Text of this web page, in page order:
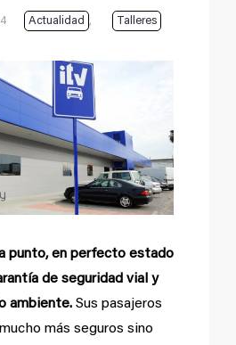
Actualidad , Talleres
punto, en perfecto estado
de seguridad vial y
ambiente. Sus pasajeros
más seguros sino